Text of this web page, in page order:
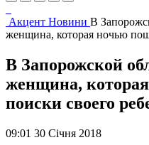
Акцент Новини В
женщина, которая ночью
В Запорожской
женщина,
поиски своего
09:01 30 Січня 2018